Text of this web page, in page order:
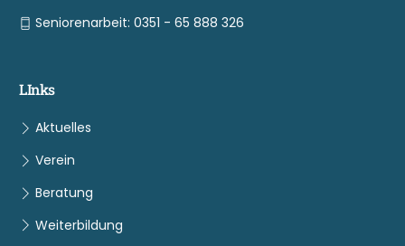
Seniorenarbeit: 0351 - 65 888 326
LInks
Aktuelles
Verein
Beratung
Weiterbildung